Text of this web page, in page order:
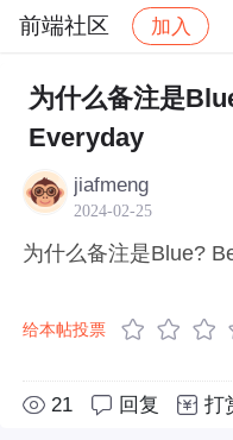
前端社区 加入
社区 前端社区
为什么备注是
Everyday
jiafmeng
2024-02-25
为什么备注是Blue?
给本帖投票
21 回复 打